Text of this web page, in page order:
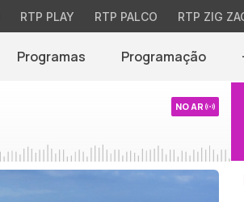
RTP PLAY RTP PALCO RTP ZIG
Programas Programação
NO AR